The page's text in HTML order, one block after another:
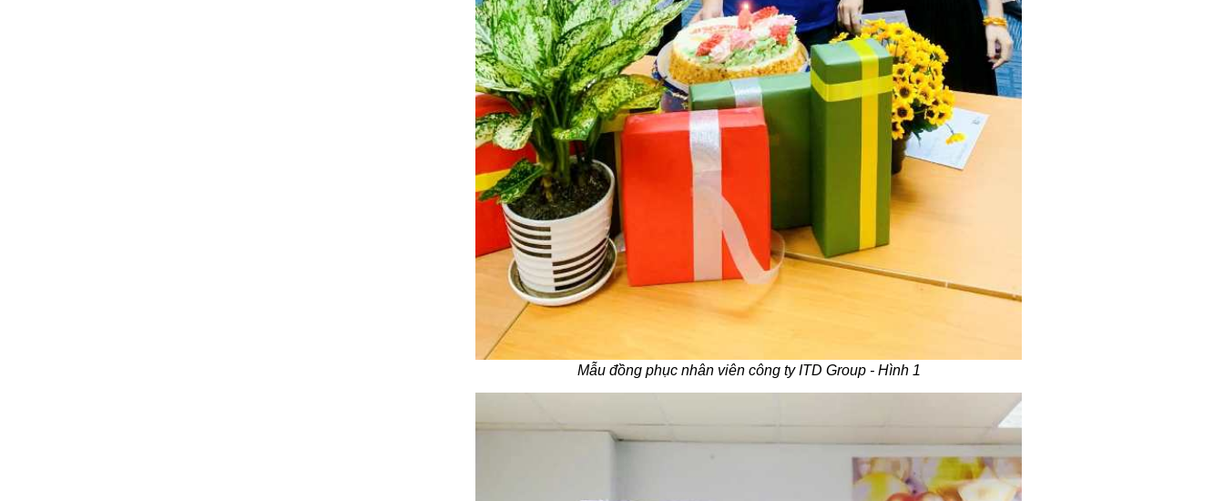
Mẫu đồng phục nhân viên công ty ITD Group - Hình 1